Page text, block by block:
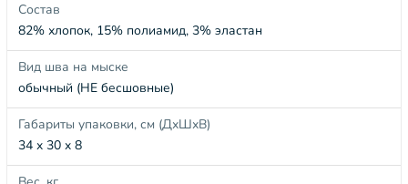
Состав
82% хлопок, 15% полиамид, 3% эластан
Вид шва на мыске
обычный (НЕ бесшовные)
Габариты упаковки, см (ДхШхВ)
34 x 30 x 8